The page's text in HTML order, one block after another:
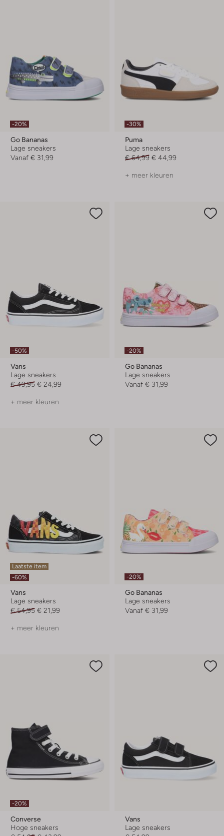
-20%
Go Bananas
Lage sneakers
Vanaf € 31,99
-30%
Puma
Lage sneakers
€ 64,99 € 44,99
+ meer kleuren
-50%
Vans
Lage sneakers
€ 49,95 € 24,99
+ meer kleuren
-20%
Go Bananas
Lage sneakers
Vanaf € 31,99
Laatste item
-60%
Vans
Lage sneakers
€ 54,95 € 21,99
+ meer kleuren
-20%
Go Bananas
Lage sneakers
Vanaf € 31,99
-20%
Converse
Hoge sneakers
Vans
Lage sneakers